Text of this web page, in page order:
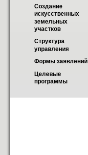
Создание
искусственных
земельных
участков
Структура
управления
Формы заявлений
Целевые
программы